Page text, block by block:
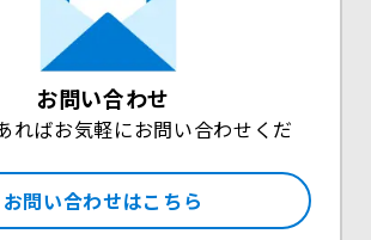
お問い合わせ
ればお気軽にお問い合わせくだ
お問い合わせはこちら